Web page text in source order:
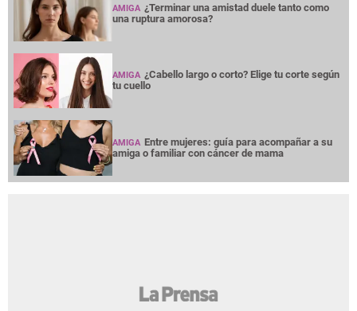
AMIGA ¿Terminar una amistad duele tanto como
una ruptura amorosa?
AMIGA ¿Cabello largo o corto? Elige tu corte según
tu cuello
AMIGA Entre mujeres: guía para acompañar a su
amiga o familiar con cáncer de mama